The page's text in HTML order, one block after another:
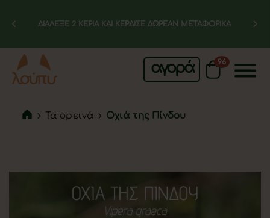
ΔΙΑΛΕΞΕ 2 ΚΕΡΙΑ ΚΑΙ ΚΕΡΔΙΣΕ ΔΩΡΕΑΝ ΜΕΤΑΦΟΡΙΚΑ
αγορά 96
Τα ορεινά Οχιά της Πίνδου